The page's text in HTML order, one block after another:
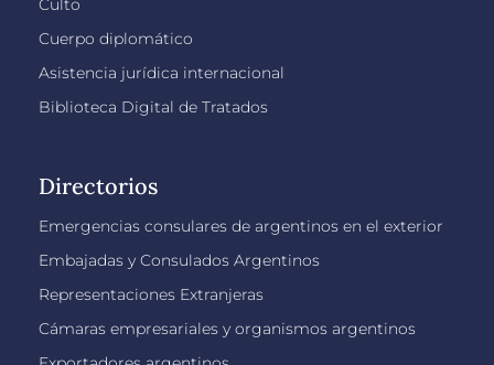
Culto
Cuerpo diplomático
Asistencia jurídica internacional
Biblioteca Digital de Tratados
Directorios
Emergencias consulares de argentinos en el exterior
Embajadas y Consulados Argentinos
Representaciones Extranjeras
Cámaras empresariales y organismos argentinos